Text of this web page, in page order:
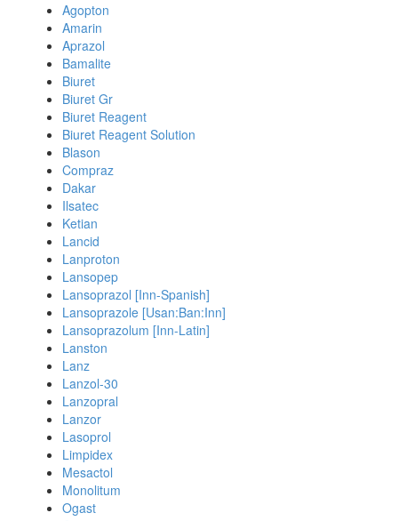
Agopton
Amarin
Aprazol
Bamalite
Biuret
Biuret Gr
Biuret Reagent
Biuret Reagent Solution
Blason
Compraz
Dakar
Ilsatec
Ketian
Lancid
Lanproton
Lansopep
Lansoprazol [Inn-Spanish]
Lansoprazole [Usan:Ban:Inn]
Lansoprazolum [Inn-Latin]
Lanston
Lanz
Lanzol-30
Lanzopral
Lanzor
Lasoprol
Limpidex
Mesactol
Monolitum
Ogast